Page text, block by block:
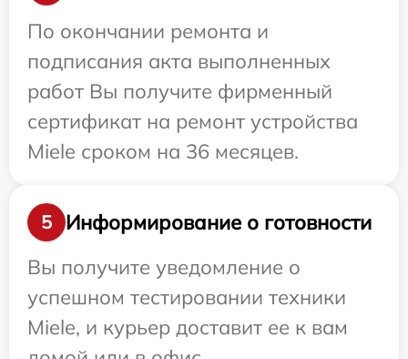
По окончании ремонта и
подписания акта выполненных
работ Вы получите фирменный
сертификат на ремонт устройства
Miele сроком на 36 месяцев.
5
Информирование о готовности
Вы получите уведомление о
успешном тестировании техники
Miele, и курьер доставит ее к вам